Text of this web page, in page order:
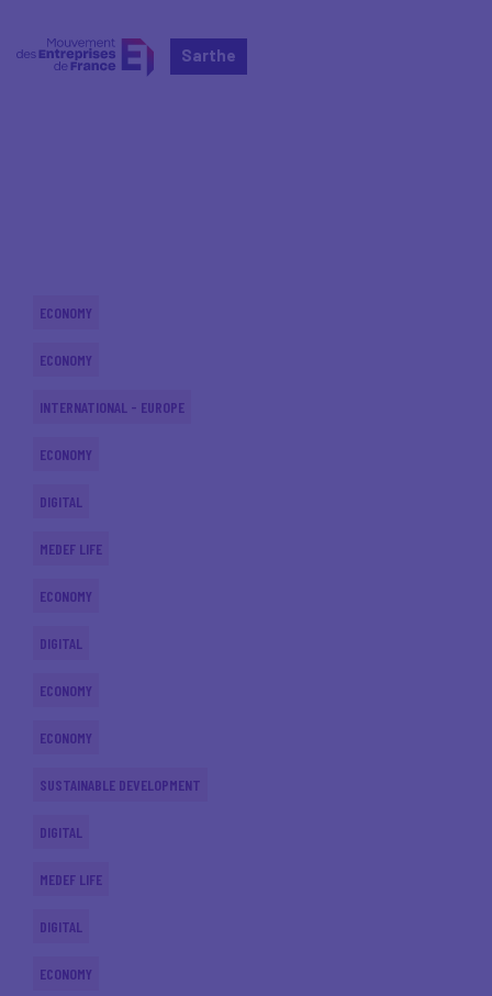
Sarthe
ECONOMY
ECONOMY
INTERNATIONAL - EUROPE
ECONOMY
DIGITAL
MEDEF LIFE
ECONOMY
DIGITAL
ECONOMY
ECONOMY
SUSTAINABLE DEVELOPMENT
DIGITAL
MEDEF LIFE
DIGITAL
ECONOMY